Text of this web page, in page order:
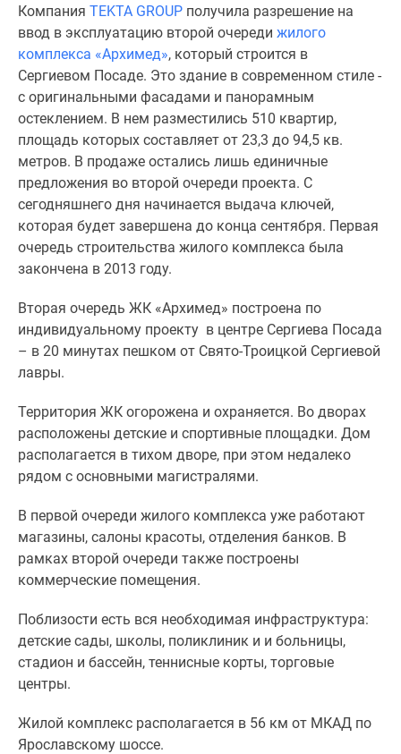
Специальные
предложения
Коммерческие
помещения
Продавцы
застройщики
Панорамы
новостроек
Видеообзор
новостроек
Экспертиза
новостроек
Экология
Москвы
Подмосковья
Студии
комнатные
комнатные
комнатные
Квартиры
карте
калькулятор
Семейная
ипотека
Военная
Банки
Компания TEKTA GROUP получила разрешение на
ввод в эксплуатацию второй очереди жилого
комплекса «Архимед», который строится в
Сергиевом Посаде. Это здание в современном стиле -
с оригинальными фасадами и панорамным
остеклением. В нем разместились 510 квартир,
площадь которых составляет от 23,3 до 94,5 кв.
метров. В продаже остались лишь единичные
предложения во второй очереди проекта. С
сегодняшнего дня начинается выдача ключей,
которая будет завершена до конца сентября. Первая
очередь строительства жилого комплекса была
закончена в 2013 году.
Вторая очередь ЖК «Архимед» построена по
индивидуальному проекту в центре Сергиева Посада
– в 20 минутах пешком от Свято-Троицкой Сергиевой
лавры.
Территория ЖК огорожена и охраняется. Во дворах
расположены детские и спортивные площадки. Дом
располагается в тихом дворе, при этом недалеко
рядом с основными магистралями.
В первой очереди жилого комплекса уже работают
магазины, салоны красоты, отделения банков. В
рамках второй очереди также построены
коммерческие помещения.
Поблизости есть вся необходимая инфраструктура:
детские сады, школы, поликлиник и и больницы,
стадион и бассейн, теннисные корты, торговые
центры.
Жилой комплекс располагается в 56 км от МКАД по
Ярославскому шоссе.